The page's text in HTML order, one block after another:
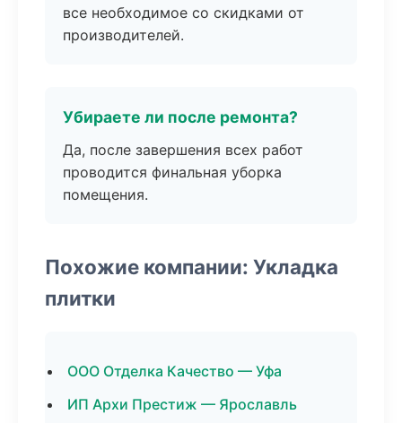
все необходимое со скидками от
производителей.
Убираете ли после ремонта?
Да, после завершения всех работ
проводится финальная уборка
помещения.
Похожие компании: Укладка
плитки
ООО Отделка Качество — Уфа
ИП Архи Престиж — Ярославль